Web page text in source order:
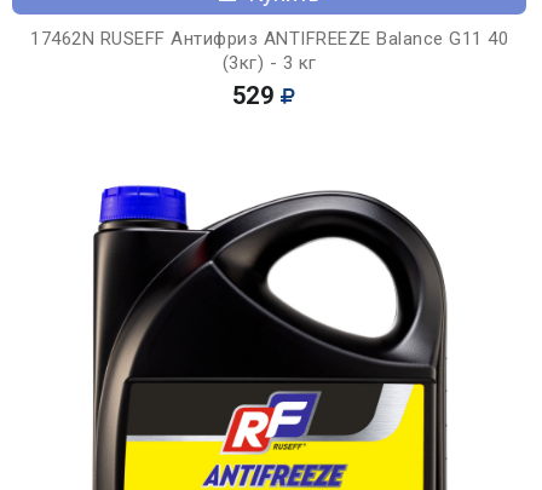
17462N RUSEFF Антифриз ANTIFREEZE Balance G11 40
(3кг) - 3 кг
529